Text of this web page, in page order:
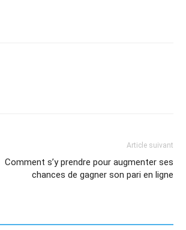
Article suivant
Comment s’y prendre pour augmenter ses
chances de gagner son pari en ligne